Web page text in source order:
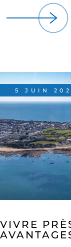
5 JUIN
VIVRE